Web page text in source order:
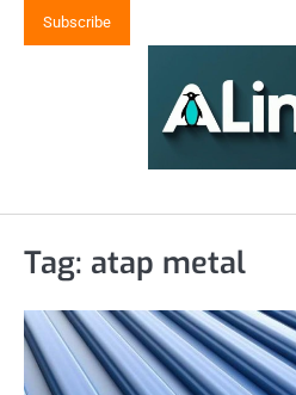
Subscribe
Tag: atap metal